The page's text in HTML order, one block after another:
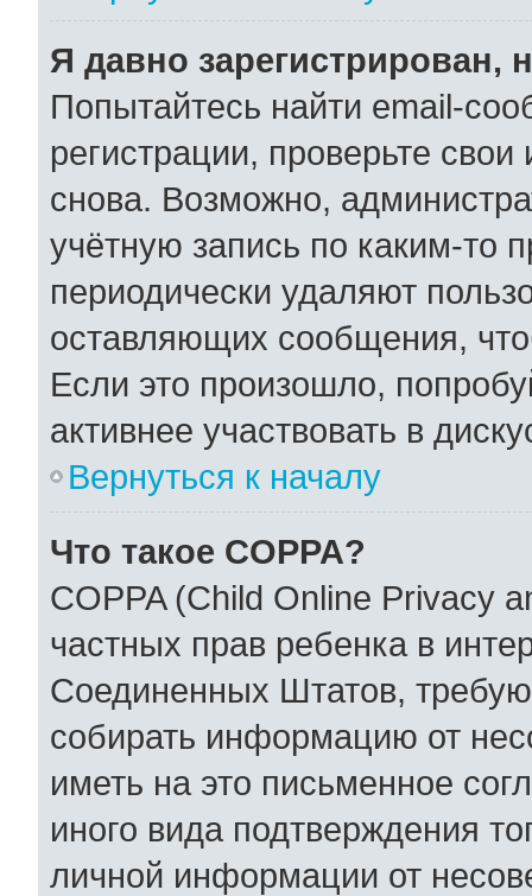
Я давно зарегистрирован,
Попытайтесь найти email-
регистрации, проверьте
снова. Возможно,
учётную запись по каким-то
периодически удаляют
оставляющих сообщения,
Если это произошло,
активнее участвовать в
Вернуться к началу
Что такое COPPA?
COPPA (Child Online Privacy
частных прав ребенка в
Соединенных Штатов,
собирать информацию от
иметь на это письменное
иного вида подтверждения
личной информации от